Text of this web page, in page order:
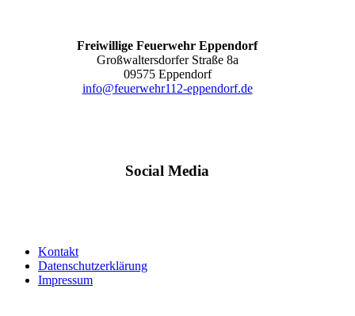
Freiwillige Feuerwehr Eppendorf
Großwaltersdorfer Straße 8a
09575 Eppendorf
info@feuerwehr112-eppendorf.de
Social Media
Kontakt
Datenschutzerklärung
Impressum